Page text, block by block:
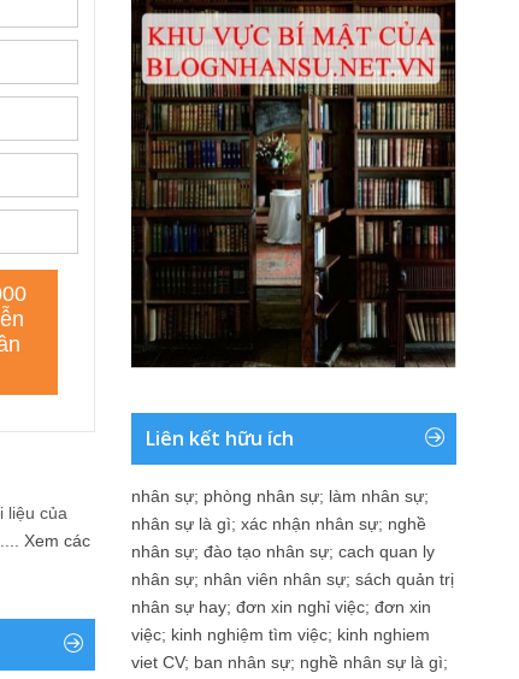
liệu của
Xem các
Liên kết hữu ích
nhân sự; phòng nhân sự; làm nhân sự;
nhân sự là gì; xác nhận nhân sự; nghề
nhân sự; đào tạo nhân sự; cach quan ly
nhân sự; nhân viên nhân sự; sách quản trị
nhân sự hay; đơn xin nghỉ việc; đơn xin
việc; kinh nghiệm tìm việc; kinh nghiem
viet CV; ban nhân sự; nghề nhân sự là gì;